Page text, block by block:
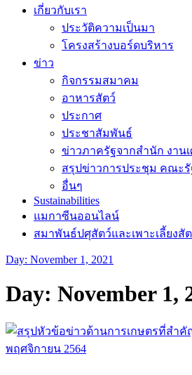
เกี่ยวกับเรา
ประวัติความเป็นมา
โครงสร้างบอร์ดบริหาร
ข่าว
กิจกรรมสมาคม
อาหารสัตว์
ประกาศ
ประชาสัมพันธ์
ข่าวภาครัฐจากสำนัก งาน
สรุปข่าวการประชุม คณะ
อื่นๆ
Sustainabilities
แมกาซีนออนไลน์
สมาพันธ์ปศุสัตว์และเพาะเลี้ยงสั
Day: November 1, 2021
Day: November 1,